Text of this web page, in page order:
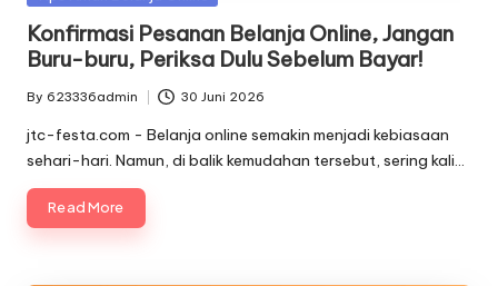
Konfirmasi Pesanan Belanja Online, Jangan
Buru-buru, Periksa Dulu Sebelum Bayar!
Posted
by
By 623336admin 30 Juni 2026
jtc-festa.com - Belanja online semakin menjadi kebiasaan
sehari-hari. Namun, di balik kemudahan tersebut, sering kali…
Read More